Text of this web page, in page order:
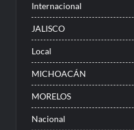
Internacional
JALISCO
Local
MICHOACÁN
MORELOS
Nacional